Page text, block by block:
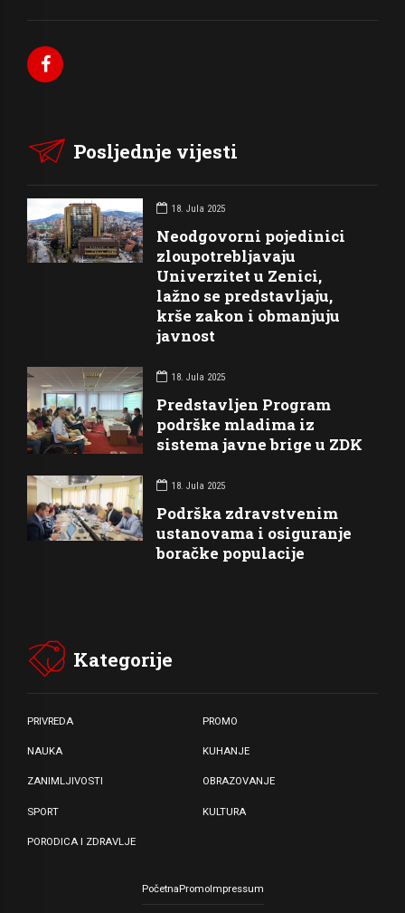
Posljednje vijesti
18. Jula 2025
Neodgovorni pojedinici
zloupotrebljavaju
Univerzitet u Zenici,
lažno se predstavljaju,
krše zakon i obmanjuju
javnost
18. Jula 2025
Predstavljen Program
podrške mladima iz
sistema javne brige u ZDK
18. Jula 2025
Podrška zdravstvenim
ustanovama i osiguranje
boračke populacije
Kategorije
PRIVREDA PROMO
NAUKA KUHANJE
ZANIMLJIVOSTI OBRAZOVANJE
SPORT KULTURA
PORODICA I ZDRAVLJE
PočetnaPromoImpressum